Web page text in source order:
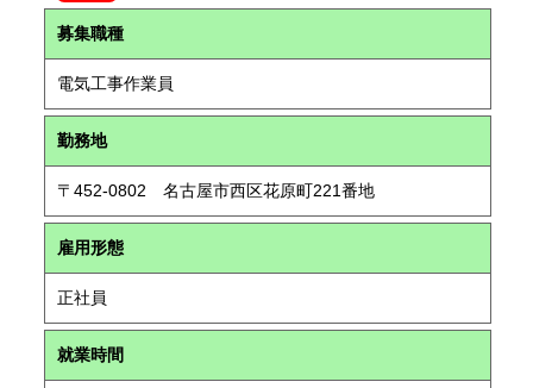
募集職種
電気工事作業員
勤務地
〒452-0802 名古屋市西区花原町221番地
雇用形態
正社員
就業時間